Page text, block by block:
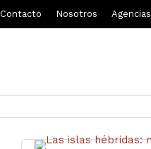
Contacto Nosotros Agencias